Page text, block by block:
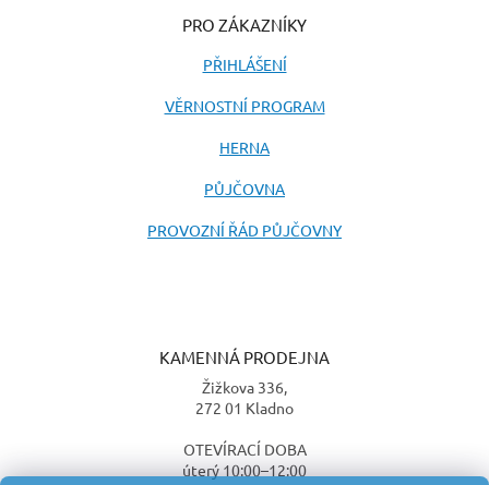
PRO ZÁKAZNÍKY
PŘIHLÁŠENÍ
VĚRNOSTNÍ PROGRAM
HERNA
PŮJČOVNA
PROVOZNÍ ŘÁD PŮJČOVNY
KAMENNÁ PRODEJNA
Žižkova 336,
272 01 Kladno
OTEVÍRACÍ DOBA
úterý 10:00–12:00